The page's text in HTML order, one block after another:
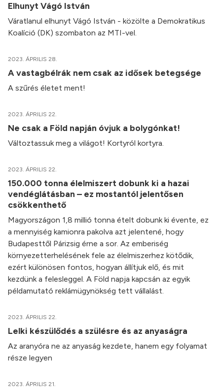
Elhunyt Vágó István
Váratlanul elhunyt Vágó István - közölte a Demokratikus
Koalíció (DK) szombaton az MTI-vel.
2023. ÁPRILIS 28.
A vastagbélrák nem csak az idősek betegsége
A szűrés életet ment!
2023. ÁPRILIS 22.
Ne csak a Föld napján óvjuk a bolygónkat!
Változtassuk meg a világot! Kortyról kortyra.
2023. ÁPRILIS 22.
150.000 tonna élelmiszert dobunk ki a hazai
vendéglátásban – ez mostantól jelentősen
csökkenthető
Magyországon 1,8 millió tonna ételt dobunk ki évente, ez
a mennyiség kamionra pakolva azt jelentené, hogy
Budapesttől Párizsig érne a sor. Az emberiség
környezetterhelésének fele az élelmiszerhez kötődik,
ezért különösen fontos, hogyan állítjuk elő, és mit
kezdünk a felesleggel. A Föld napja kapcsán az egyik
példamutató reklámügynökség tett vállalást.
2023. ÁPRILIS 22.
Lelki készülődés a szülésre és az anyaságra
Az aranyóra ne az anyaság kezdete, hanem egy folyamat
része legyen
2023. ÁPRILIS 21.